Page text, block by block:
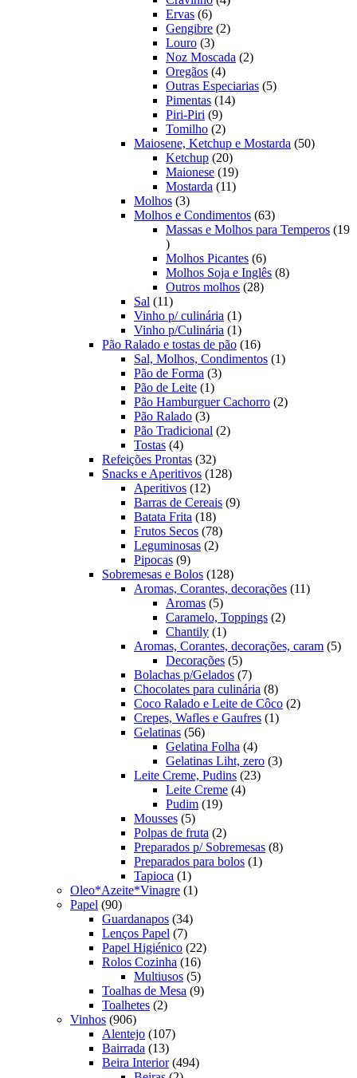
Ervas 66
produtos
Gengibre 22
Louro 33
produtos
Noz Moscada 22
Oregãos 44
produtos
Outras Especiarias 55
Pimentas 1414
Piri-Piri 99
produtos
Tomilho 22
produtos
Maiosene, Ketchup e Mostarda 5050
Ketchup 2020
produtos
Maionese 1919
produtos
Mostarda 1111
Molhos 33
produtos
Molhos e Condimentos 6363
produtos
Massas e Molhos para Temperos 19
19
produtos
Molhos Picantes 66
produtos
Molhos Soja e Inglês 88
Outros molhos 2828
Sal 1111
produtos
Vinho p/ culinária 11
produto
Vinho p/Culinária 11
produto
Pão Ralado e tostas de pão 1616
produtos
Sal, Molhos, Condimentos 11
Pão de Forma 33
Pão de Leite 11
produto
Pão Hamburguer Cachorro 22
Pão Ralado 33
produtos
Pão Tradicional 22
Tostas 44
produtos
Refeições Prontas 3232
produtos
Snacks e Aperitivos 128128
Aperitivos 1212
produtos
Barras de Cereais 99
Batata Frita 1818
produtos
Frutos Secos 7878
produtos
Leguminosas 22
Pipocas 99
produtos
Sobremesas e Bolos 128128
produtos
Aromas, Corantes, decorações 1111
Aromas 55
produtos
Caramelo, Toppings 22
Chantily 11
produto
Aromas, Corantes, decorações, caram 55
Decorações 55
produtos
Bolachas p/Gelados 77
produtos
Chocolates para culinária 88
produtos
Coco Ralado e Leite de Côco 22
Crepes, Wafles e Gaufres 11
Gelatinas 5656
produtos
Gelatina Folha 44
produtos
Gelatinas Liht, zero 33
Leite Creme, Pudins 2323
Leite Creme 44
Pudim 1919
Mousses 55
produtos
Polpas de fruta 22
produtos
Preparados p/ Sobremesas 88
Preparados para bolos 11
Tapioca 11
produto
Oleo*Azeite*Vinagre 11
Papel 9090
produtos
Guardanapos 3434
Lenços Papel 77
produtos
Papel Higiénico 2222
Rolos Cozinha 1616
produtos
Multiusos 55
produtos
Toalhas de Mesa 99
Toalhetes 22
Vinhos 906906
produtos
Alentejo 107107
Bairrada 1313
produtos
Beira Interior 494494